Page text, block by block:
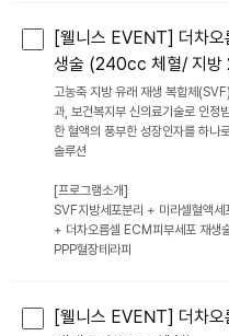
[웰니스 EVENT] 더차오
생술 (240cc 체혈/ 지
고농축 지방 유래 재생 복합체
과, 보건복지부 신의료기술로 인정
한 혈액의 풍부한 성장인자를 하나
솔루션
[프로그램소개]
SVF지방세포분리 + 미라셀혈액
+ 더차오름셀 ECM피부세포 재생
[웰니스 EVENT] 더차